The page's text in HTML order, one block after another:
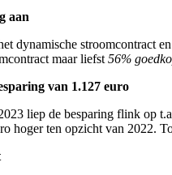
aan
dynamische stroomcontract
maar liefst 56%
van 1.127 euro
liep de besparing flink op
hoger ten opzicht van 2022.